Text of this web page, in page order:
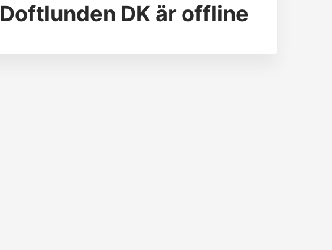
Doftlunden DK är offline